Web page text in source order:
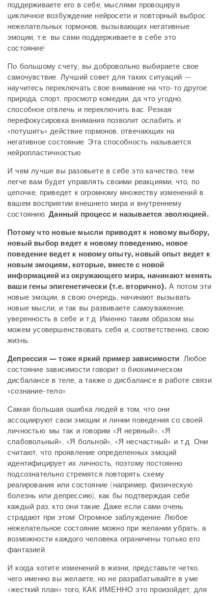
поддерживаете его в себе, мыслями провоцируя
цикличное возбуждение нейросети и повторный выброс
нежелательных гормонов, вызывающих негативные
эмоции, т.е. вы сами поддерживаете в себе это
состояние!
По большому счету, вы добровольно выбираете свое
самочувствие. Лучший совет для таких ситуаций —
научитесь переключать свое внимание на что-то другое:
природа, спорт, просмотр комедии, да что угодно,
способное отвлечь и переключить вас. Резкая
перефокусировка внимания позволит ослабить и
«потушить» действие гормонов, отвечающих на
негативное состояние. Эта способность называется
нейропластичностью.
И чем лучше вы разовьете в себе это качество, тем
легче вам будет управлять своими реакциями, что, по
цепочке, приведет к огромному множеству изменений в
вашем восприятии внешнего мира и внутреннему
состоянию.Данный процесс и называется эволюцией.
Потому что новые мысли приводят к новому выбору,
новый выбор ведет к новому поведению, новое
поведение ведет к новому опыту, новый опыт ведет к
новым эмоциям, которые, вместе с новой
информацией из окружающего мира, начинают менять
ваши гены эпигенетически (т.е. вторично). А потом эти
новые эмоции, в свою очередь, начинают вызывать
новые мысли, и так вы развиваете самоуважение,
уверенность в себе и т.д. Именно таким образом мы
можем усовершенствовать себя и, соответственно, свою
жизнь.
Депрессия — тоже яркий пример зависимости. Любое
состояние зависимости говорит о биохимическом
дисбалансе в теле, а также о дисбалансе в работе связи
«сознание-тело»
Самая большая ошибка людей в том, что они
ассоциируют свои эмоции и линии поведения со своей
личностью: мы так и говорим «Я нервный», «Я
слабовольный», «Я больной», «Я несчастный» и т.д. Они
считают, что проявление определенных эмоций
идентифицирует их личность, поэтому постоянно
подсознательно стремятся повторять схему
реагирования или состояние (например, физическую
болезнь или депрессию), как бы подтверждая себе
каждый раз, кто они такие. Даже если сами очень
страдают при этом! Огромное заблуждение. Любое
нежелательное состояние можно при желании убрать, а
возможности каждого человека ограничены только его
фантазией.
И когда хотите изменений в жизни, представьте четко,
чего именно вы желаете, но не разрабатывайте в уме
«жесткий план» того, КАК ИМЕННО это произойдет, для